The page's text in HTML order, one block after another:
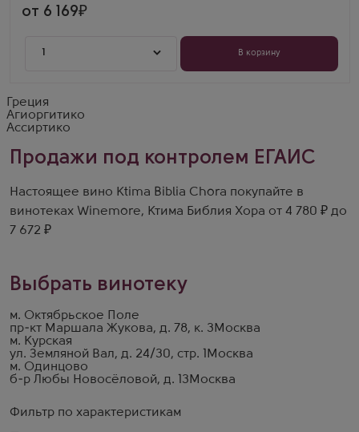
Фильтр по характеристикам
от 6 169
1 В корзину
Греция
Агиоргитико
Ассиртико
Продажи под контролем ЕГАИС
Настоящее вино Ktima Biblia Chora покупайте в
винотеках Winemore, Ктима Библия Хора от 4 780 ₽ до
7 672 ₽
Выбрать винотеку
м. Октябрьское Поле
пр-кт Маршала Жукова, д. 78, к. 3 Москва
м. Курская
ул. Земляной Вал, д. 24/30, стр. 1
Москва
м. Одинцово
б-р Любы Новосёловой, д. 13 Москва